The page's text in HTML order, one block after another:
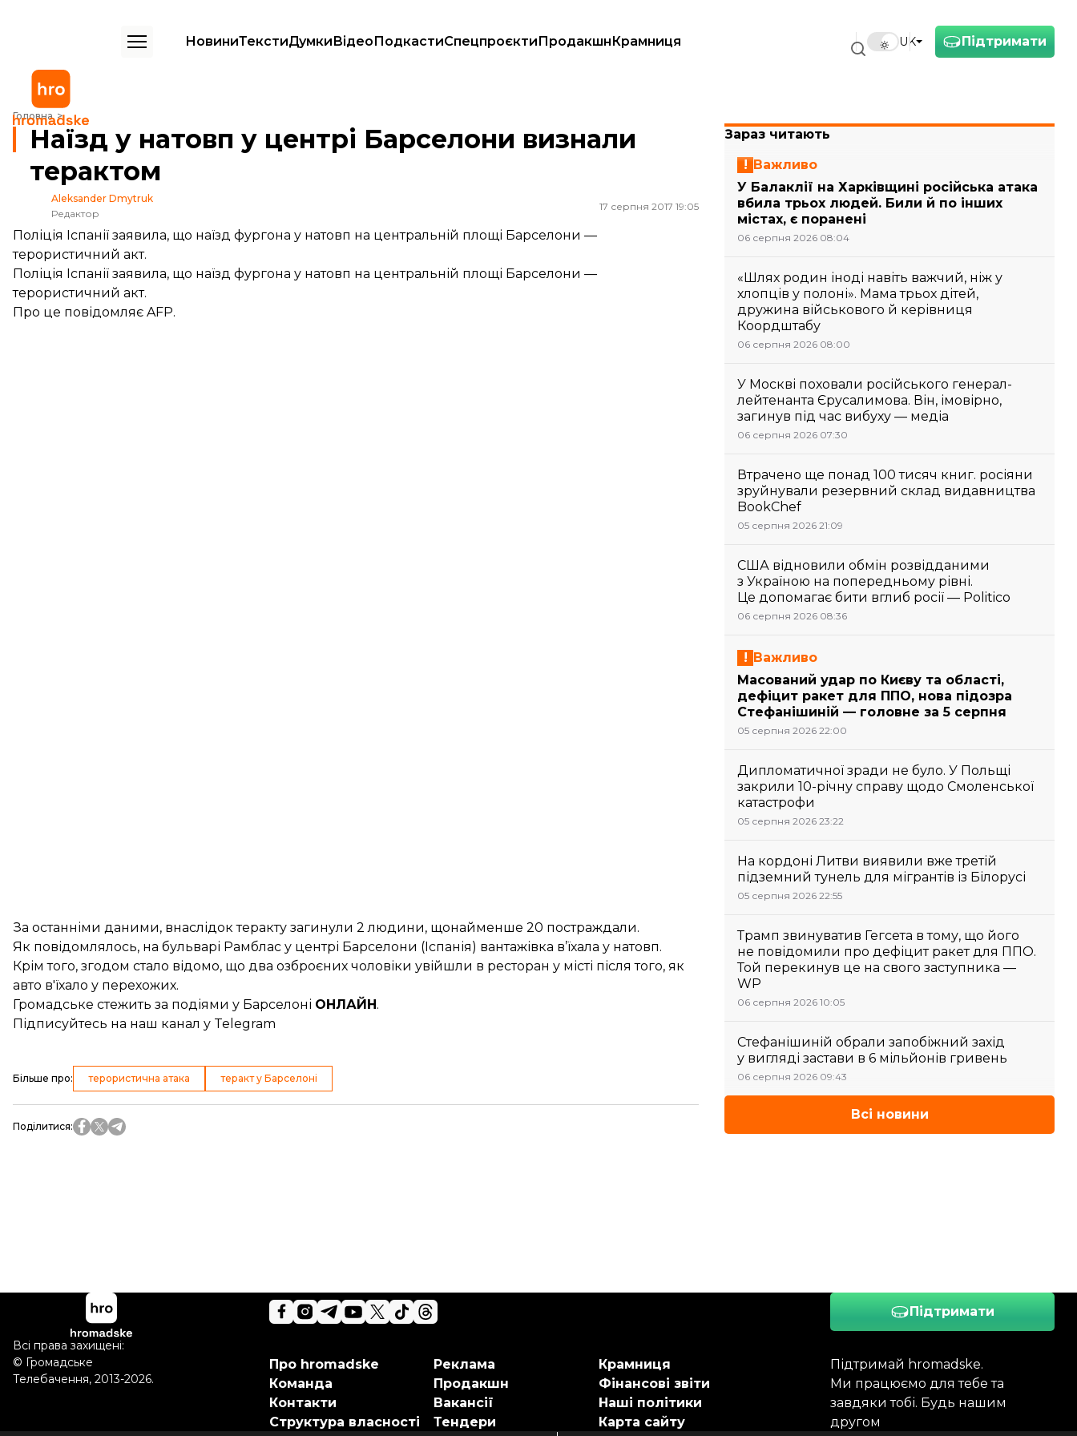
Підтримати
UK
НовиниТекстиДумкиВідеоПодкастиСпецпроєктиПродакшнКрамниця
Головна
Наїзд у натовп у центрі Барселони визнали терактом
Наїзд у натовп у центрі Барселони визнали
терактом
Aleksander Dmytruk
Редактор
17 серпня 2017 19:05
Поліція Іспанії заявила, що наїзд фургона у натовп на центральній площі Барселони —
терористичний акт.
Поліція Іспанії заявила, що наїзд фургона у натовп на центральній площі Барселони —
терористичний акт.
Про це повідомляє AFP.
За останніми даними, внаслідок теракту загинули 2 людини, щонайменше 20 постраждали.
Як повідомлялось, на бульварі Рамблас у центрі Барселони (Іспанія) вантажівка в’їхала у натовп.
Крім того, згодом стало відомо, що два озброєних чоловіки увійшли в ресторан у місті після того, як
авто в'їхало у перехожих.
Громадське стежить за подіями у Барселоні ОНЛАЙН.
Підписуйтесь на наш канал у Telegram
Більше про: терористична атака теракт у Барселоні
Поділитися:
Зараз читають
Важливо
У Балаклії на Харківщині російська атака
вбила трьох людей. Били й по інших
містах, є поранені
06 серпня 2026 08:04
«Шлях родин іноді навіть важчий, ніж у
хлопців у полоні». Мама трьох дітей,
дружина військового й керівниця
Коордштабу
06 серпня 2026 08:00
У Москві поховали російського генерал-
лейтенанта Єрусалимова. Він, імовірно,
загинув під час вибуху — медіа
06 серпня 2026 07:30
Втрачено ще понад 100 тисяч книг. росіяни
зруйнували резервний склад видавництва
BookChef
05 серпня 2026 21:09
США відновили обмін розвідданими
з Україною на попередньому рівні.
Це допомагає бити вглиб росії — Politico
06 серпня 2026 08:36
Важливо
Масований удар по Києву та області,
дефіцит ракет для ППО, нова підозра
Стефанішиній — головне за 5 серпня
05 серпня 2026 22:00
Дипломатичної зради не було. У Польщі
закрили 10-річну справу щодо Смоленської
катастрофи
05 серпня 2026 23:22
На кордоні Литви виявили вже третій
підземний тунель для мігрантів із Білорусі
05 серпня 2026 22:55
Трамп звинуватив Гегсета в тому, що його
не повідомили про дефіцит ракет для ППО.
Той перекинув це на свого заступника —
WP
06 серпня 2026 10:05
Стефанішиній обрали запобіжний захід
у вигляді застави в 6 мільйонів гривень
06 серпня 2026 09:43
Всі новини
Підтримати
Підтримай hromadske.
Ми працюємо для тебе та
завдяки тобі. Будь нашим
другом
Про hromadske
Команда
Контакти
Структура власності
Реклама
Продакшн
Вакансії
Тендери
Крамниця
Фінансові звіти
Наші політики
Карта сайту
Всі права захищені:
© Громадське
Телебачення, 2013-2026.